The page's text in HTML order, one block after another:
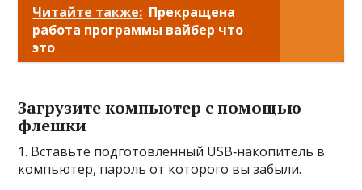
Читайте также: Прекращена
работа программы вайбер что
это
Загрузите компьютер с помощью
флешки
1. Вставьте подготовленный USB‑накопитель в
компьютер, пароль от которого вы забыли.